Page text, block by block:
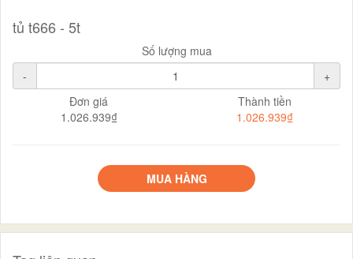
tủ t666 - 5t
Số lượng mua
-
+
Đơn giá
1.026.939₫
Thành tiền
1.026.939₫
MUA HÀNG